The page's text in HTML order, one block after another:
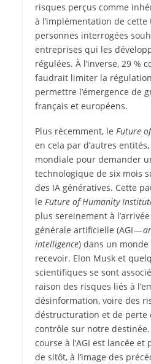
risques perçus comme
à l’implémentation de cette
personnes interrogées
entreprises qui les
régulées. À l’inverse, 29 %
faudrait limiter la
permettre l’émergence de
français et européens.
Plus récemment, le Future
en cela par d’autres
mondiale pour demander
technologique de six mois
des IA génératives. Cette
le Future of Humanity
plus sereinement à
générale artificielle (AGI —
intelligence) dans un monde
recevoir. Elon Musk et
scientifiques se sont
raison des risques liés à
désinformation, voire des
déstructuration et de perte
contrôle sur notre
course à l’AGI est lancée et
de sitôt, à l’image des